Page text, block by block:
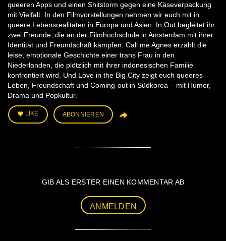
queeren Apps und einen Shitstorm gegen eine Käseverpackung
mit Vielfalt. In den Filmvorstellungen nehmen wir euch mit in
queere Lebensrealitäten in Europa und Asien. In Out begleitet ihr
zwei Freunde, die an der Filmhochschule in Amsterdam mit ihrer
Identität und Freundschaft kämpfen. Call me Agnes erzählt die
leise, emotionale Geschichte einer trans Frau in den
Niederlanden, die plötzlich mit ihrer indonesischen Familie
konfrontiert wird. Und Love in the Big City zeigt euch queeres
Leben, Freundschaft und Coming-out in Südkorea – mit Humor,
Drama und Popkultur.
LIKE ABONNIEREN
GIB ALS ERSTER EINEN KOMMENTAR AB
ANMELDEN